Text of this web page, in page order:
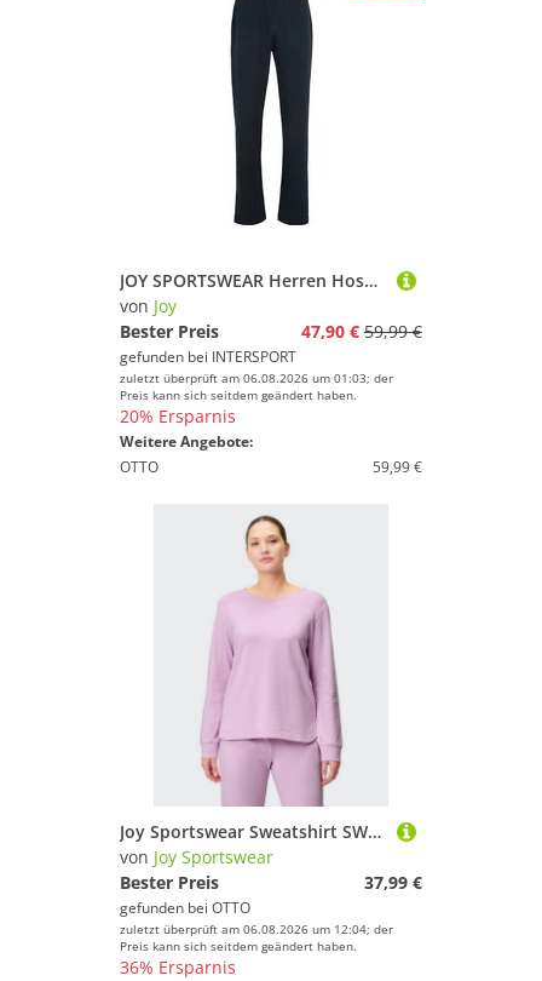
JOY SPORTSWEAR Herren Hose MARCUS
von Joy
Bester Preis
47,90 € 59,99 €
gefunden bei INTERSPORT
zuletzt überprüft am 06.08.2026 um 01:03; der
Preis kann sich seitdem geändert haben.
20% Ersparnis
Weitere Angebote:
OTTO
59,99 €
Joy Sportswear Sweatshirt SWEATSHIRT ANNINA klassische Sweatshirt-Form, aus Polyester, Modal und Elasthan
von Joy Sportswear
Bester Preis
37,99 €
gefunden bei OTTO
zuletzt überprüft am 06.08.2026 um 12:04; der
Preis kann sich seitdem geändert haben.
36% Ersparnis